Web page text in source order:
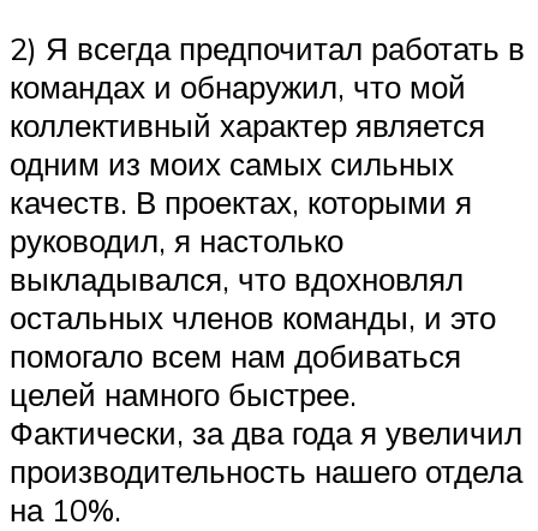
2) Я всегда предпочитал работать в
командах и обнаружил, что мой
коллективный характер является
одним из моих самых сильных
качеств. В проектах, которыми я
руководил, я настолько
выкладывался, что вдохновлял
остальных членов команды, и это
помогало всем нам добиваться
целей намного быстрее.
Фактически, за два года я увеличил
производительность нашего отдела
на 10%.